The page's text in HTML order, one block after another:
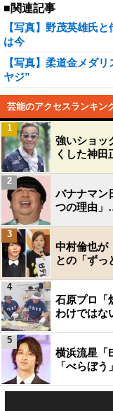
■関連記事
【写真】野茂英雄氏
は今
【写真】柔道金メダ
ヤジ”
芸能のアクセスランキン
強いショッ
くした神田
1
バナナマン
つの理由」
2
中村倫也が
との「ずっ
3
石原プロ「
わけではな
4
横浜流星「
「べらぼ
5